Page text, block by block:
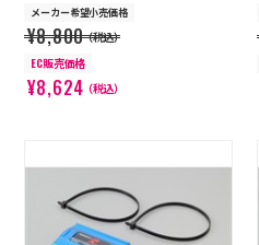
メーカー希望小売価格
¥8,800（税込）
EC販売価格
¥8,624（税込）